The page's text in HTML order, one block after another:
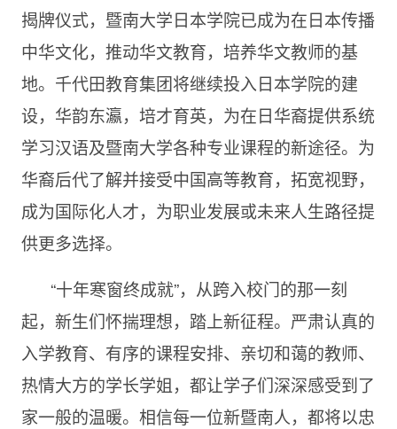
揭牌仪式，暨南大学日本学院已成为在日本传播
中华文化，推动华文教育，培养华文教师的基
地。千代田教育集团将继续投入日本学院的建
设，华韵东瀛，培才育英，为在日华裔提供系统
学习汉语及暨南大学各种专业课程的新途径。为
华裔后代了解并接受中国高等教育，拓宽视野，
成为国际化人才，为职业发展或未来人生路径提
供更多选择。
“十年寒窗终成就”，从跨入校门的那一刻
起，新生们怀揣理想，踏上新征程。严肃认真的
入学教育、有序的课程安排、亲切和蔼的教师、
热情大方的学长学姐，都让学子们深深感受到了
家一般的温暖。相信每一位新暨南人，都将以忠